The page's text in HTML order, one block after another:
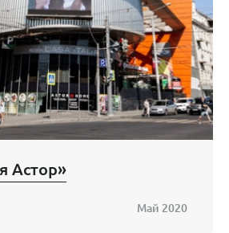
Астор»
Май 2020